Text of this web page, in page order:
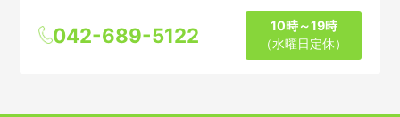
042-689-5122
10時～19時
（水曜日定休）